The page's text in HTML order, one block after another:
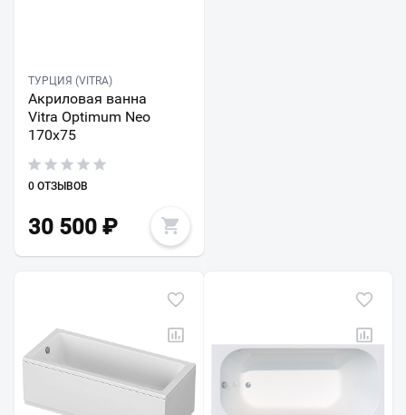
ТУРЦИЯ (VITRA)
Акриловая ванна
Vitra Optimum Neo
170x75
0 ОТЗЫВОВ
30 500 ₽